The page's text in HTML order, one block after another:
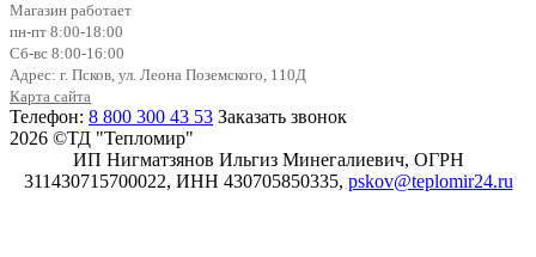
Магазин работает
пн-пт 8:00-18:00
Сб-вс 8:00-16:00
Адрес: г. Псков, ул. Леона Поземского, 110Д
Карта сайта
Телефон: 8 800 300 43 53 Заказать звонок
2026 ©ТД "Тепломир"
ИП Нигматзянов Ильгиз Минегалиевич, ОГРН
311430715700022, ИНН 430705850335, pskov@teplomir24.ru